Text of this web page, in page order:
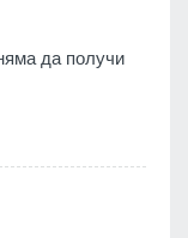
да получи